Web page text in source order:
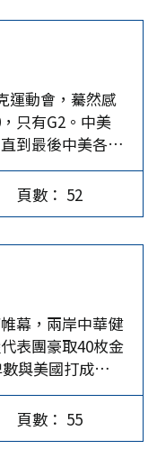
編輯的筆跡，它
錦麗和副總統廷
拜登國際主義外
統和他的競選夥
作法之間，存在
看來，川普對中
雖語調轉變，但
和國外盟邦的
尹錫悅在光復
重視，一方面
今年特赦了
重要政策的場
人員從不缺席，
特稿。 惟打破
次尹錫悅發表的
議，南北互設實
到金正恩的回
行「國際朝鮮
家出席。…
運動會，驀然感
只有G2。中美
到最後中美各獲
遠拋在20牌之
印度金牌掛零。
出它在21世紀的
人在1984年北
金牌，台灣的楊
惜以些微積分飲
國大陸首次參賽
，李寧的體操與
年首爾奧運只獲
塊、30塊，到
塊金牌，超過
頁數： 52
幕，兩岸中華健
表團豪取40枚金
與美國打成平
，獎牌總數僅次
歷史最好成績。
也向全世界展現
頁數： 55